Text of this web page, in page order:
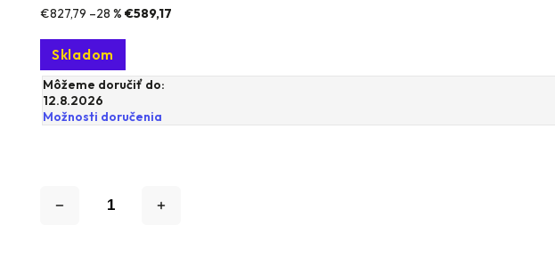
€827,79 –28 %€589,17
Skladom
Môžeme doručiť do:
12.8.2026
Možnosti doručenia